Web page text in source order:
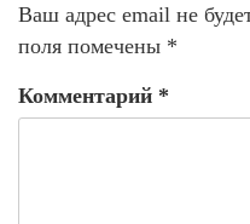
Ваш адрес email не
поля помечены *
Комментарий *